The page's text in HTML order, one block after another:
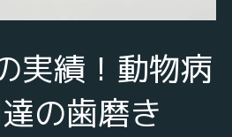
実績！動物病
の歯磨き